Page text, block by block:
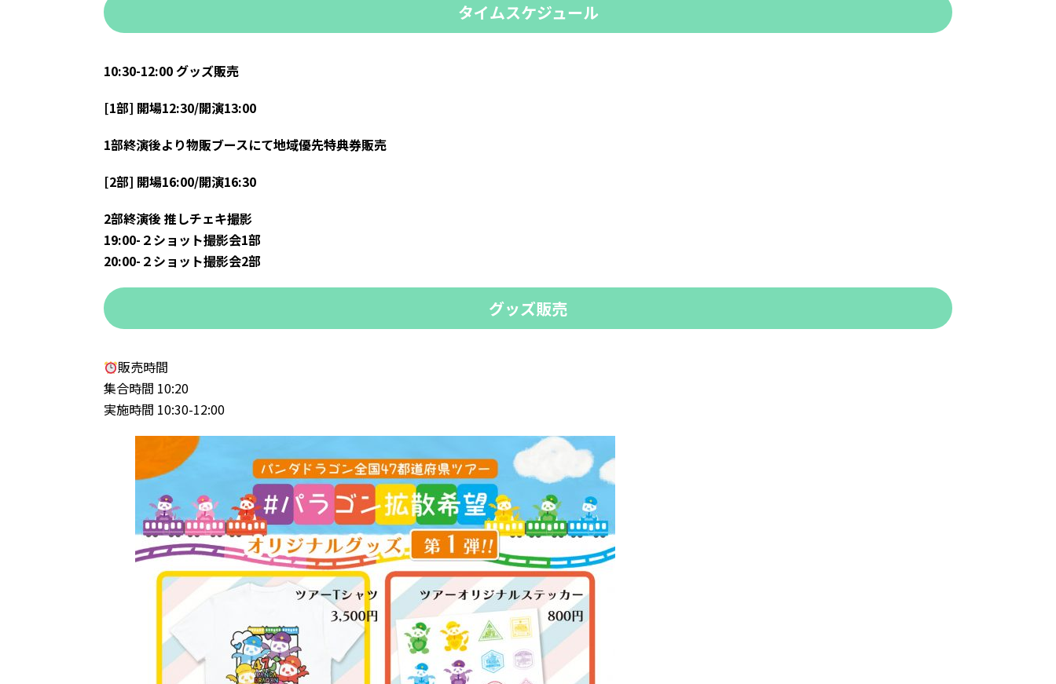
タイムスケジュール
10:30-12:00 グッズ販売
[1部] 開場12:30/開演13:00
1部終演後より物販ブースにて地域優先特典券販売
[2部] 開場16:00/開演16:30
2部終演後 推しチェキ撮影
19:00-２ショット撮影会1部
20:00-２ショット撮影会2部
グッズ販売
販売時間
集合時間 10:20
実施時間 10:30-12:00